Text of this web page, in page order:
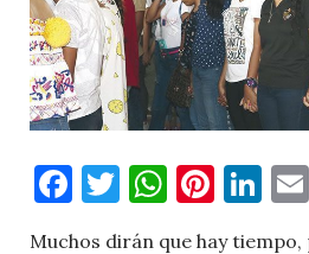
Facebook
Twitter
Muchos dirán que hay